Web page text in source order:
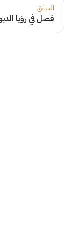
السابق
فصل في رؤيا